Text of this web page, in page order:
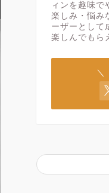
ィンを趣味で
楽しみ・悩み
ーザーとして
楽しんでもら